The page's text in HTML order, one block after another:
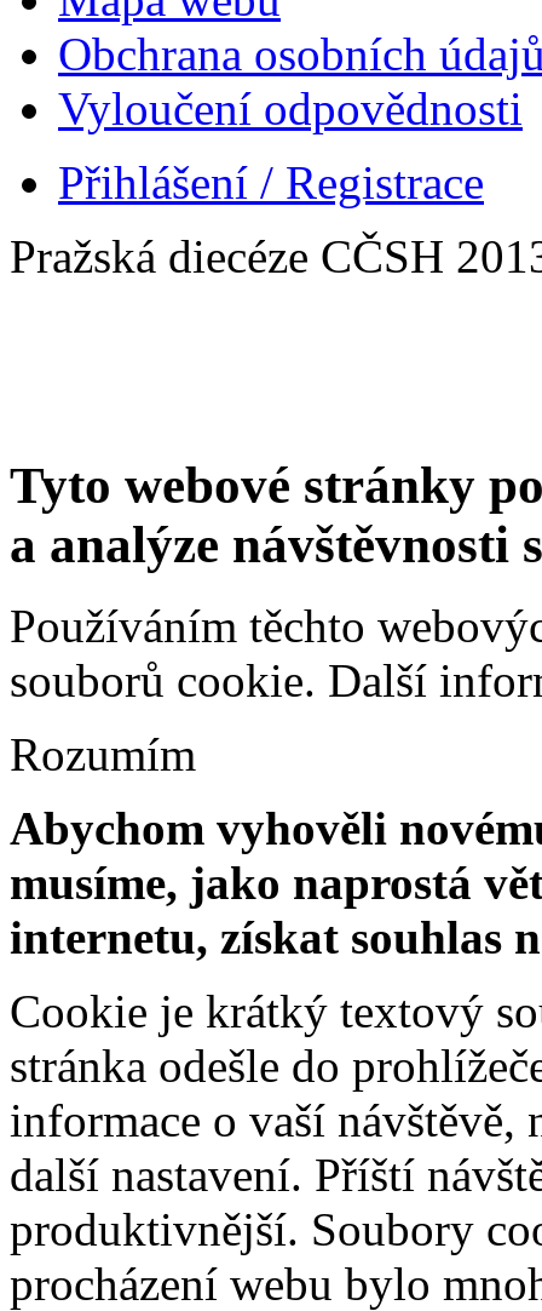
Obchrana osobních
Vyloučení odpovědnosti
Přihlášení / Registrace
Pražská diecéze CČSH
Tyto webové stránky
a analýze návštěvnosti
Používáním těchto
souborů cookie. Další
Rozumím
Abychom vyhověli
musíme, jako naprostá
internetu, získat souhlas
Cookie je krátký textový
stránka odešle do
informace o vaší
další nastavení. Příští
produktivnější. Soubory
procházení webu bylo